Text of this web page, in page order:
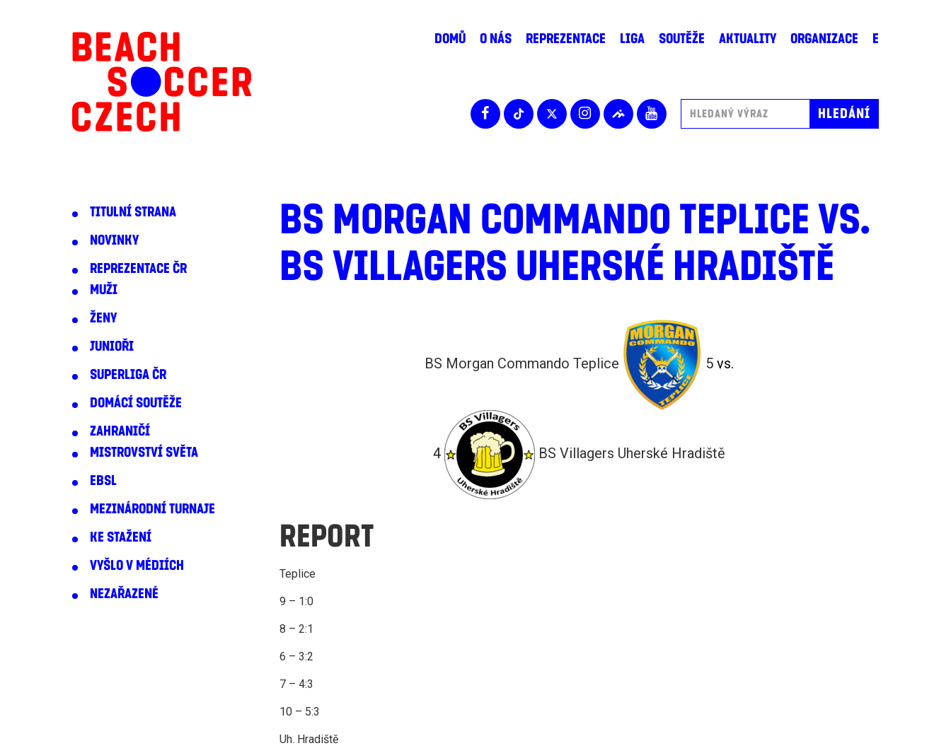
DOMŮ O NÁS REPREZENTACE LIGA SOUTĚŽE AKTUALITY ORGANIZACE E
TITULNÍ STRANA
NOVINKY
REPREZENTACE ČR
MUŽI
ŽENY
JUNIOŘI
SUPERLIGA ČR
DOMÁCÍ SOUTĚŽE
ZAHRANIČÍ
MISTROVSTVÍ SVĚTA
EBSL
MEZINÁRODNÍ TURNAJE
KE STAŽENÍ
VYŠLO V MÉDIÍCH
NEZAŘAZENÉ
BS MORGAN COMMANDO TEPLICE VS.
BS VILLAGERS UHERSKÉ HRADIŠTĚ
BS Morgan Commando Teplice 5vs.
4 BS Villagers Uherské Hradiště
REPORT
Teplice
9 – 1:0
8 – 2:1
6 – 3:2
7 – 4:3
10 – 5:3
Uh. Hradiště